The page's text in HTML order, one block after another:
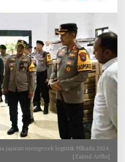
jajaran mengecek logistik Pilkada 2024.
[Zainul Arifin]